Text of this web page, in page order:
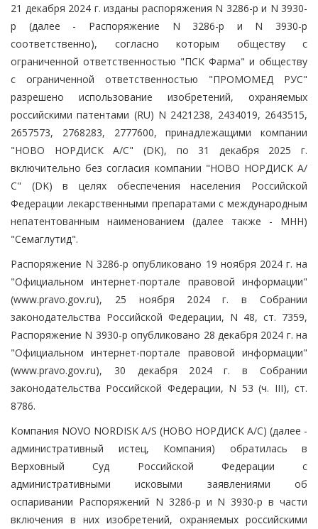
21 декабря 2024 г. изданы распоряжения N 3286-р и N 3930-
р (далее - Распоряжение N 3286-р и N 3930-р
соответственно), согласно которым обществу с
ограниченной ответственностью "ПСК Фарма" и обществу
с ограниченной ответственностью "ПРОМОМЕД РУС"
разрешено использование изобретений, охраняемых
российскими патентами (RU) N 2421238, 2434019, 2643515,
2657573, 2768283, 2777600, принадлежащими компании
"НОВО НОРДИСК А/С" (DK), по 31 декабря 2025 г.
включительно без согласия компании "НОВО НОРДИСК А/
С" (DK) в целях обеспечения населения Российской
Федерации лекарственными препаратами с международным
непатентованным наименованием (далее также - МНН)
"Семаглутид".
Распоряжение N 3286-р опубликовано 19 ноября 2024 г. на
"Официальном интернет-портале правовой информации"
(www.pravo.gov.ru), 25 ноября 2024 г. в Собрании
законодательства Российской Федерации, N 48, ст. 7359,
Распоряжение N 3930-р опубликовано 28 декабря 2024 г. на
"Официальном интернет-портале правовой информации"
(www.pravo.gov.ru), 30 декабря 2024 г. в Собрании
законодательства Российской Федерации, N 53 (ч. III), ст.
8786.
Компания NOVO NORDISK A/S (НОВО НОРДИСК А/С) (далее -
административный истец, Компания) обратилась в
Верховный Суд Российской Федерации с
административными исковыми заявлениями об
оспаривании Распоряжений N 3286-р и N 3930-р в части
включения в них изобретений, охраняемых российскими